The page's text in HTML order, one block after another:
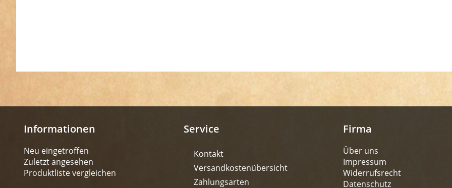
Informationen
Neu eingetroffen
Zuletzt angesehen
Produktliste vergleichen
Service
Kontakt
Versandkostenübersicht
Zahlungsarten
Firma
Über uns
Impressum
Widerrufsrecht
Datenschutz